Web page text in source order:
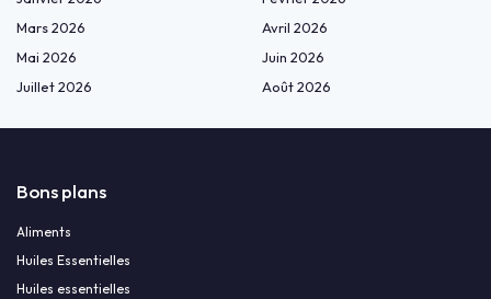
Mars 2026
Avril 2026
Mai 2026
Juin 2026
Juillet 2026
Août 2026
Bons plans
Aliments
Huiles Essentielles
Huiles essentielles